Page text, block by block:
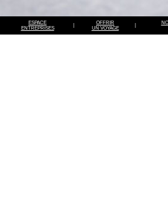
ESPACE
ENTREPRISES
OFFRIR
UN VOYAGE